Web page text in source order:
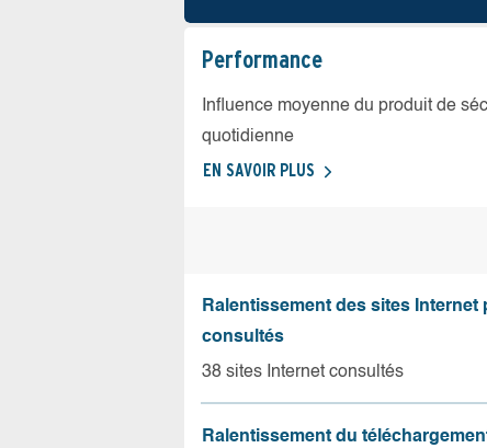
Performance
Influence moyenne du produit de
quotidienne
EN SAVOIR PLUS
Ralentissement des sites Internet
consultés
38 sites Internet consultés
Ralentissement du